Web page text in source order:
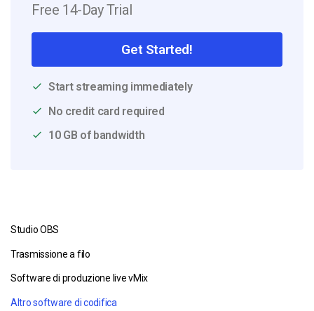
Free 14-Day Trial
Get Started!
Start streaming immediately
No credit card required
10 GB of bandwidth
Studio OBS
Trasmissione a filo
Software di produzione live vMix
Altro software di codifica